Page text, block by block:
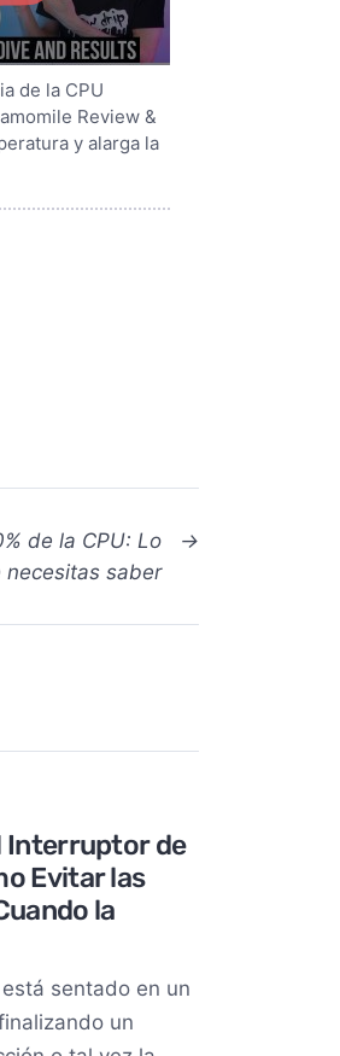
de la CPU
Review &
y alarga la
→
de la CPU: Lo
necesitas saber
Interruptor de
Evitar las
la
sentado en un
un